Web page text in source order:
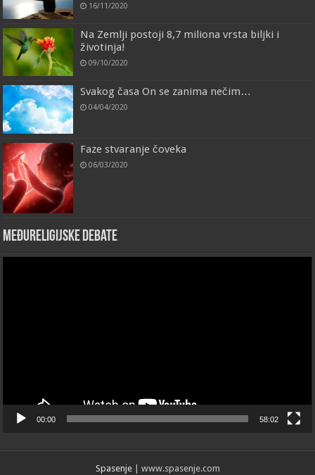
16/11/2020
Na Zemlji postoji 8,7 miliona vrsta biljki i
životinja!
09/10/2020
Svakog časa On se zanima nečim…
04/04/2020
Faze stvaranje čoveka
06/03/2020
Međureligijske debate
00:00 58:02
Spasenje| www.spasenje.com